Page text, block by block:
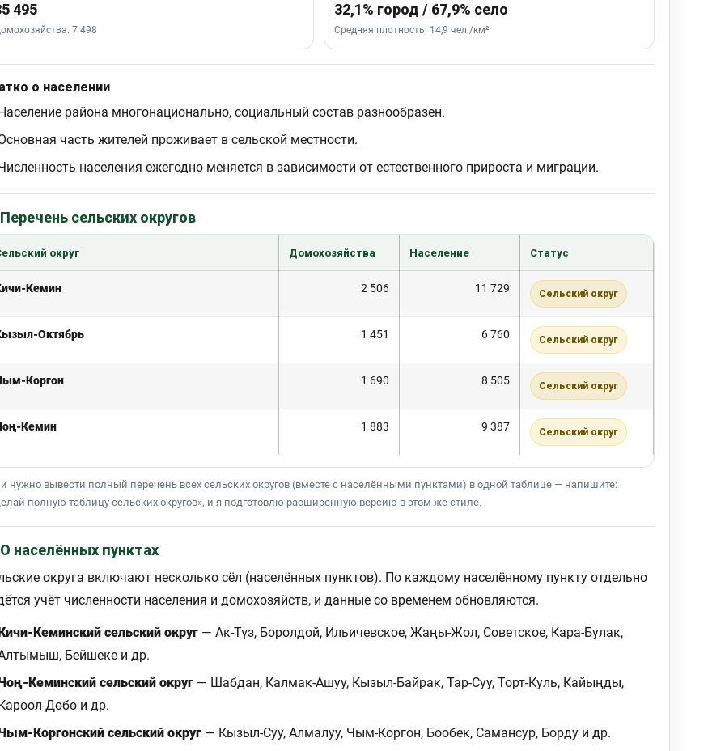
495
7 498
32,1% город / 67,9% село
Средняя плотность: 14,9 чел./км²
о населении
Население района многонационально, социальный состав разнообразен.
часть жителей проживает в сельской местности.
населения ежегодно меняется в зависимости от естественного прироста и миграции.
сельских округов
округ Домохозяйства Население Статус
Кемин 2 506 11 729 Сельский округ
Октябрь 1 451 6 760 Сельский округ
Коргон 1 690 8 505 Сельский округ
Кемин 1 883 9 387 Сельский округ
нужно вывести полный перечень всех сельских округов (вместе с населёнными пунктами) в одной таблице — напишите:
полную таблицу сельских округов», и я подготовлю расширенную версию в этом же стиле.
населённых пунктах
округа включают несколько сёл (населённых пунктов). По каждому населённому пункту отдельно
учёт численности населения и домохозяйств, и данные со временем обновляются.
Кичи-Кеминский сельский округ — Ак-Түз, Боролдой, Ильичевское, Жаңы-Жол, Советское, Кара-Булак,
Бейшеке и др.
Кеминский сельский округ — Шабдан, Калмак-Ашуу, Кызыл-Байрак, Тар-Суу, Торт-Куль, Кайыңды,
Кароол-Дөбө и др.
Коргонский сельский округ — Кызыл-Суу, Алмалуу, Чым-Коргон, Бообек, Самансур, Борду и др.